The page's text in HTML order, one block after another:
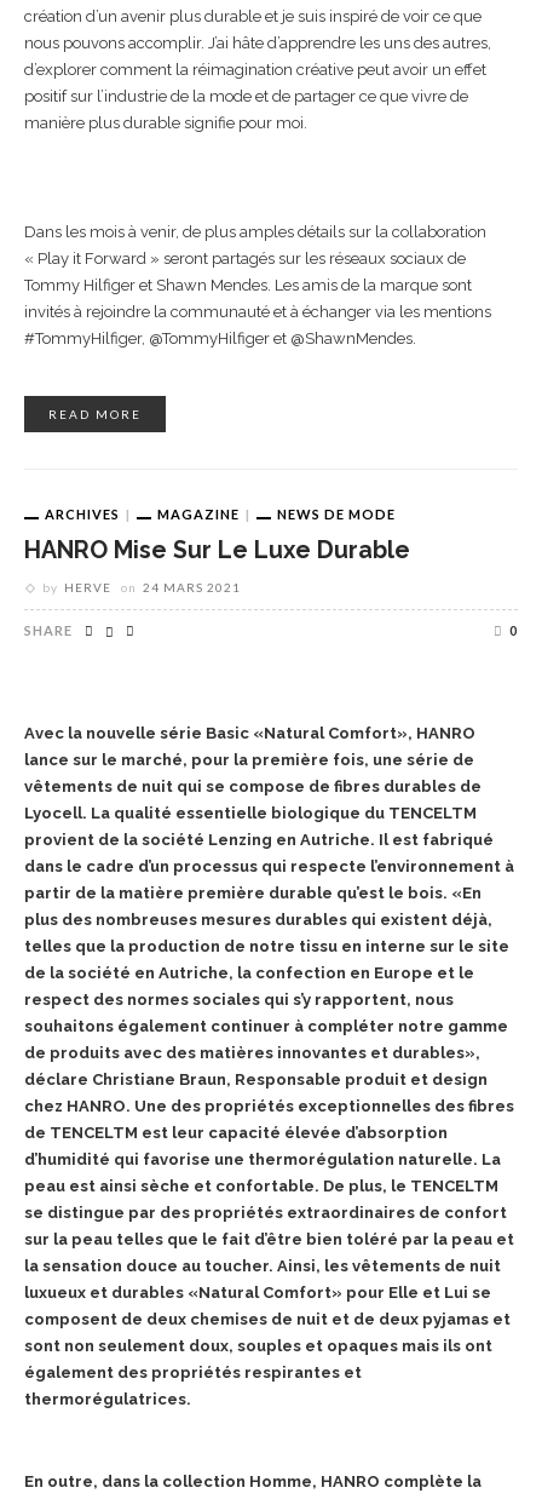
création d’un avenir plus durable et je suis inspiré de voir ce que
nous pouvons accomplir. J’ai hâte d’apprendre les uns des autres,
d’explorer comment la réimagination créative peut avoir un effet
positif sur l’industrie de la mode et de partager ce que vivre de
manière plus durable signifie pour moi.
Dans les mois à venir, de plus amples détails sur la collaboration
« Play it Forward » seront partagés sur les réseaux sociaux de
Tommy Hilfiger et Shawn Mendes. Les amis de la marque sont
invités à rejoindre la communauté et à échanger via les mentions
#TommyHilfiger, @TommyHilfiger et @ShawnMendes.
READ MORE
ARCHIVES MAGAZINE NEWS DE MODE
HANRO Mise Sur Le Luxe Durable
by HERVE on 24 MARS 2021
SHARE 0
Avec la nouvelle série Basic «Natural Comfort», HANRO
lance sur le marché, pour la première fois, une série de
vêtements de nuit qui se compose de fibres durables de
Lyocell. La qualité essentielle biologique du TENCELTM
provient de la société Lenzing en Autriche. Il est fabriqué
dans le cadre d’un processus qui respecte l’environnement à
partir de la matière première durable qu’est le bois. «En
plus des nombreuses mesures durables qui existent déjà,
telles que la production de notre tissu en interne sur le site
de la société en Autriche, la confection en Europe et le
respect des normes sociales qui s’y rapportent, nous
souhaitons également continuer à compléter notre gamme
de produits avec des matières innovantes et durables»,
déclare Christiane Braun, Responsable produit et design
chez HANRO. Une des propriétés exceptionnelles des fibres
de TENCELTM est leur capacité élevée d’absorption
d’humidité qui favorise une thermorégulation naturelle. La
peau est ainsi sèche et confortable. De plus, le TENCELTM
se distingue par des propriétés extraordinaires de confort
sur la peau telles que le fait d’être bien toléré par la peau et
la sensation douce au toucher. Ainsi, les vêtements de nuit
luxueux et durables «Natural Comfort» pour Elle et Lui se
composent de deux chemises de nuit et de deux pyjamas et
sont non seulement doux, souples et opaques mais ils ont
également des propriétés respirantes et
thermorégulatrices.
En outre, dans la collection Homme, HANRO complète la